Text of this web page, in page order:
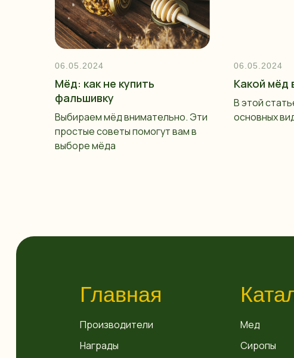
06.05.2024
Мёд: как не купить
фальшивку
Выбираем мёд внимательно. Эти
простые советы помогут вам в
выборе мёда
06.05.2024
Какой мёд
В этой
основных
Главная
Производители
Награды
Мед
Сиропы